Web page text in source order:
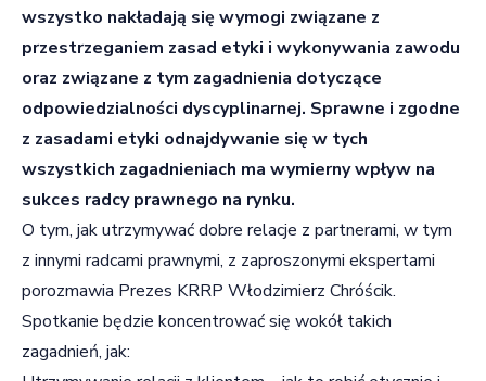
wszystko nakładają się wymogi związane z
przestrzeganiem zasad etyki i wykonywania zawodu
oraz związane z tym zagadnienia dotyczące
odpowiedzialności dyscyplinarnej. Sprawne i zgodne
z zasadami etyki odnajdywanie się w tych
wszystkich zagadnieniach ma wymierny wpływ na
sukces radcy prawnego na rynku.
O tym, jak utrzymywać dobre relacje z partnerami, w tym
z innymi radcami prawnymi, z zaproszonymi ekspertami
porozmawia Prezes KRRP Włodzimierz Chróścik.
Spotkanie będzie koncentrować się wokół takich
zagadnień, jak: